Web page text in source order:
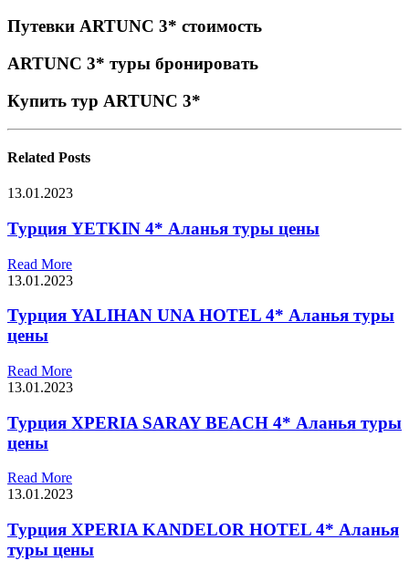
Путевки ARTUNC 3* стоимость
ARTUNC 3* туры бронировать
Купить тур ARTUNC 3*
Related Posts
13.01.2023
Турция YETKIN 4* Аланья туры цены
Read More
13.01.2023
Турция YALIHAN UNA HOTEL 4* Аланья туры
цены
Read More
13.01.2023
Турция XPERIA SARAY BEACH 4* Аланья туры
цены
Read More
13.01.2023
Турция XPERIA KANDELOR HOTEL 4* Аланья
туры цены